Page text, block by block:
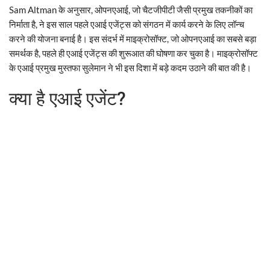
Sam Altman के अनुसार, ओपनएआई, जो चैटजीपीटी जैसी प्रमुख तकनीकों का
निर्माता है, ने इस साल पहले एआई एजेंट्स को संगठन में कार्य करने के लिए लॉन्च
करने की योजना बनाई है। इस संदर्भ में माइक्रोसॉफ्ट, जो ओपनएआई का सबसे बड़ा
समर्थक है, पहले ही एआई एजेंट्स की शुरूआत की घोषणा कर चुका है। माइक्रोसॉफ्ट
के एआई प्रमुख मुस्तफा सुलेमान ने भी इस दिशा में बड़े कदम उठाने की बात की है।
क्या है एआई एजेंट?